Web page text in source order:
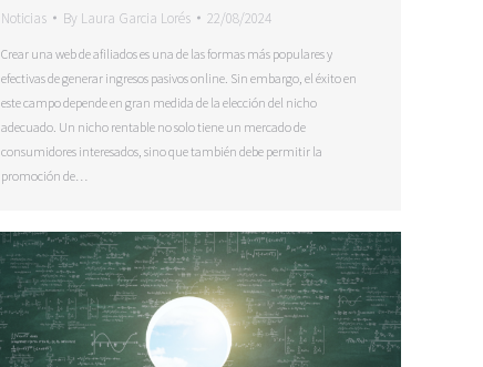
Noticias By Laura Garcia Lorés 22/08/2024
Crear una web de afiliados es una de las formas más populares y
efectivas de generar ingresos pasivos online. Sin embargo, el éxito en
este campo depende en gran medida de la elección del nicho
adecuado. Un nicho rentable no solo tiene un mercado de
consumidores interesados, sino que también debe permitir la
promoción de…